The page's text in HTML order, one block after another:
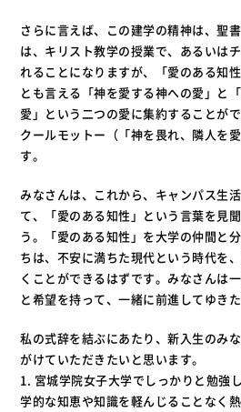
さらに言えば、この建学の精神は、聖
は、キリスト教学の授業で、あるいは
れることになりますが、「愛のある知
とも言える「神を愛する神への愛」と
愛」という二つの愛に集約することが
クールモットー（「神を畏れ、隣人を
す。
みなさんは、これから、キャンパス生
て、「愛のある知性」という言葉を見
う。「愛のある知性」を大学の仲間と
ちは、不安に満ちた現代という時代を
くことができるはずです。みなさんは
と希望を持って、一緒に前進してゆきた
私の式辞を結ぶにあたり、新入生のみ
がけていただきたいと思います。
1. 宮城学院女子大学でしっかりと勉強
学的な知恵や知識を軽んじることなく